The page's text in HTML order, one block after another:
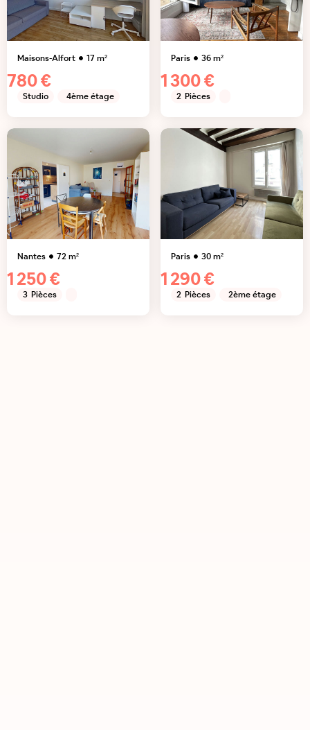
Maisons-Alfort 17m²
780 €
Studio 4ème étage
Paris 36m²
1 300 €
2 Pièces
Nantes 72m²
1 250 €
3 Pièces
Paris 30m²
1 290 €
2 Pièces 2ème étage